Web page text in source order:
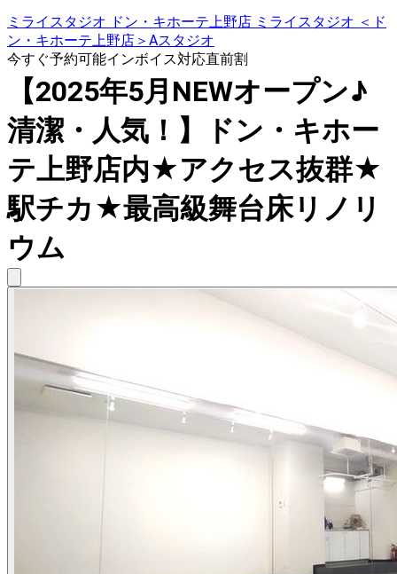
ミライスタジオ ドン・キホーテ上野店 ミライスタジオ ＜ド
ン・キホーテ上野店＞Aスタジオ
今すぐ予約可能インボイス対応直前割
【2025年5月NEWオープン♪
清潔・人気！】ドン・キホー
テ上野店内★アクセス抜群★
駅チカ★最高級舞台床リノリ
ウム